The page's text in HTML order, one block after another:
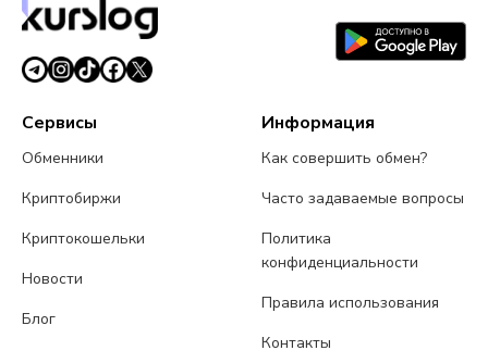
Сервисы
Обменники
Криптобиржи
Криптокошельки
Новости
Блог
Информация
Как совершить обмен?
Часто задаваемые вопросы
Политика
конфиденциальности
Правила использования
Контакты